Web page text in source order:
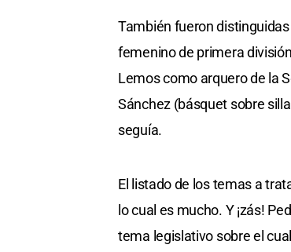
También fueron
femenino de primera
Lemos como arquero de la
Sánchez (básquet sobre
seguía.
El listado de los temas a
lo cual es mucho. Y ¡zás!
tema legislativo sobre el